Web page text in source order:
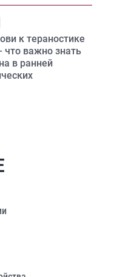
к тераностике
что важно знать
в ранней